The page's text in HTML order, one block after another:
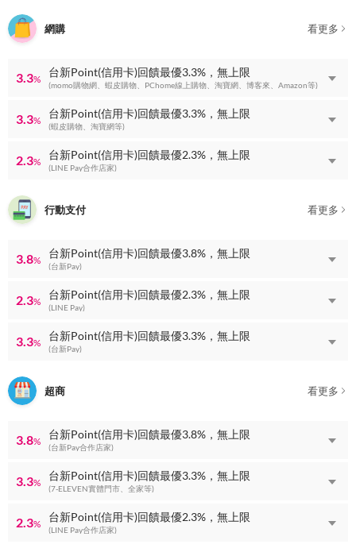
網購 看更多
3.3%
台新Point(信用卡)回饋最優3.3%，無上限
(momo購物網、蝦皮購物、PChome線上購物、淘寶網、博客來、Amazon等)
3.3%
台新Point(信用卡)回饋最優3.3%，無上限
(蝦皮購物、淘寶網等)
2.3%
台新Point(信用卡)回饋最優2.3%，無上限
(LINE Pay合作店家)
行動支付 看更多
3.8%
台新Point(信用卡)回饋最優3.8%，無上限
(台新Pay)
2.3%
台新Point(信用卡)回饋最優2.3%，無上限
(LINE Pay)
3.3%
台新Point(信用卡)回饋最優3.3%，無上限
(台新Pay)
超商 看更多
3.8%
台新Point(信用卡)回饋最優3.8%，無上限
(台新Pay合作店家)
3.3%
台新Point(信用卡)回饋最優3.3%，無上限
(7-ELEVEN實體門市、全家等)
2.3%
台新Point(信用卡)回饋最優2.3%，無上限
(LINE Pay合作店家)